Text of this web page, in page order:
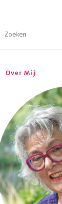
naar:
Over Mij